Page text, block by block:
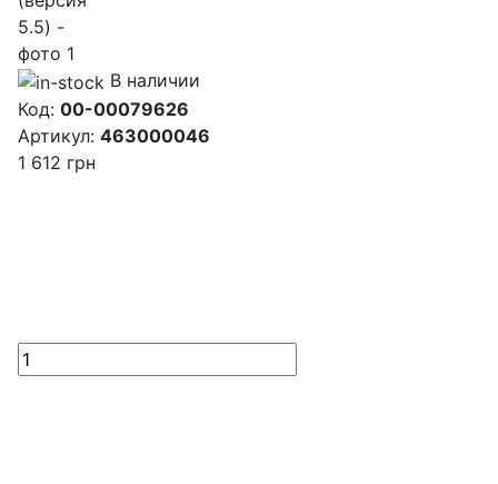
В наличии
Код: 00-00079626
Артикул: 463000046
1 612 грн